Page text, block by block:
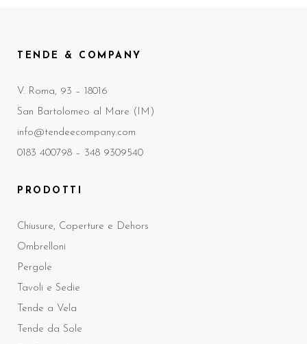
TENDE & COMPANY
V. Roma, 93 – 18016
San Bartolomeo al Mare (IM)
info@tendeecompany.com
0183 400798 – 348 9309540
PRODOTTI
Chiusure, Coperture e Dehors
Ombrelloni
Pergole
Tavoli e Sedie
Tende a Vela
Tende da Sole